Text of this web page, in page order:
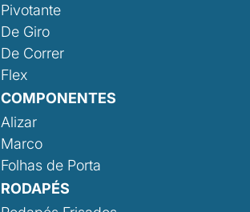
Pivotante
De Giro
De Correr
Flex
COMPONENTES
Alizar
Marco
Folhas de Porta
RODAPÉS